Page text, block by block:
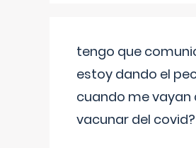
tengo que
estoy dando el
cuando me vayan
vacunar del